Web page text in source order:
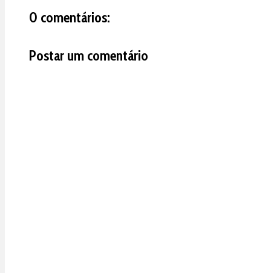
0 comentários:
Postar um comentário